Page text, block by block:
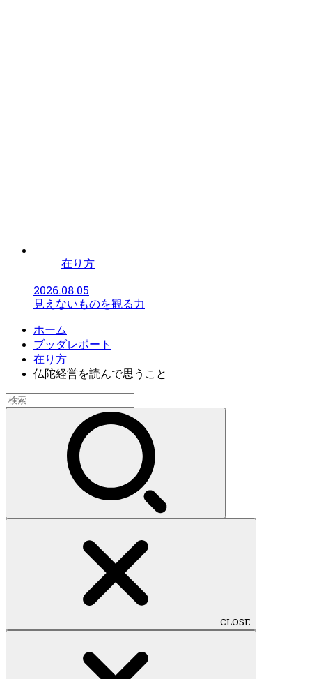
在り方
2026.08.05
見えないものを観る力
ホーム
ブッダレポート
在り方
仏陀経営を読んで思うこと
検
索:
CLOSE